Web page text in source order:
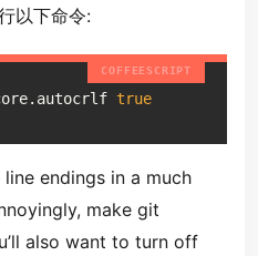
以下命令:
true
endings in a much
make git
also want to turn off